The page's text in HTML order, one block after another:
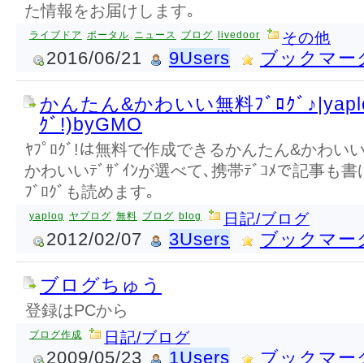
た情報をお届けします｡
ライブドア ポータル ニュース ブログ livedoor その他
2016/06/21 9Users ブックマー
かんたん&かわいい無料ﾌﾞﾛｸﾞ
ｸﾞ!)byGMO
ﾔﾌﾟﾛｸﾞ!は無料で作成できるかんたん&かわい
かわいいﾃﾞｻﾞｲﾝが選べて､携帯ﾃﾞｺﾒで記事も
ﾌﾞﾛｸﾞも読めます｡
yaplog ヤプログ 無料 ブログ blog 日記/ブログ
2012/02/07 3Users ブックマー
ブログちゅう
登録はPCから
ブログ作成 日記/ブログ
2009/05/23 1Users ブックマー